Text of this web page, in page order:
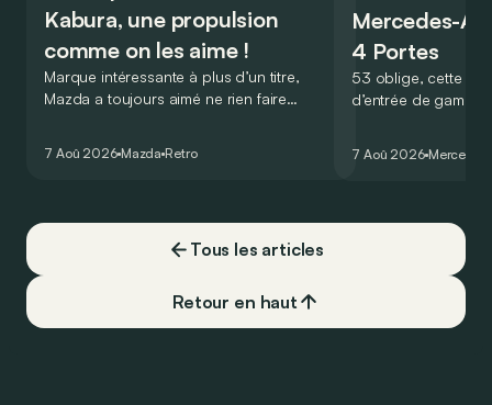
Kabura, une propulsion
comme on les aime !
Marque intéressante à plus d’un titre,
Mazda a toujours aimé ne rien faire
de la plus belle des manières…
7 Aoû 2026 Mazda Retro
Mercedes-
4 Portes
53 oblige, cette
d’entrée de
moins…
7 Aoû 2026 Mercedes
Tous les articles
Retour en haut